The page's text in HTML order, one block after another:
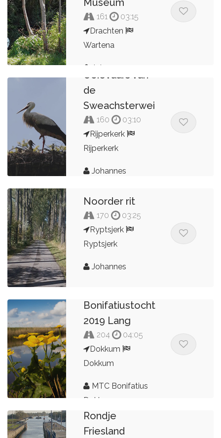
161
03:15
Drachten
Wartena
Johannes
Ooievaars van
de
Sweachsterwei
160
03:10
Rijperkerk
Rijperkerk
Johannes
Noorder rit
170
03:25
Ryptsjerk
Ryptsjerk
Johannes
Bonifatiustocht
2019 Lang
204
04:05
Dokkum
Dokkum
MTC Bonifatius
Dokkum
Rondje
Friesland